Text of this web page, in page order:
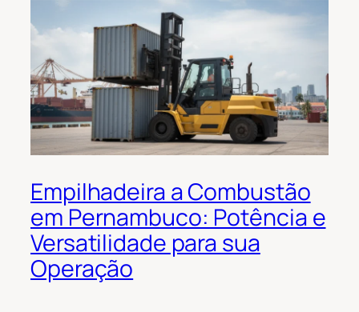
Empilhadeira a Combustão
em Pernambuco: Potência e
Versatilidade para sua
Operação